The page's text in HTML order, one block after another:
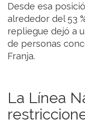
Desde esa
alrededor del 53
repliegue dejó a
de personas
Franja.
La Línea